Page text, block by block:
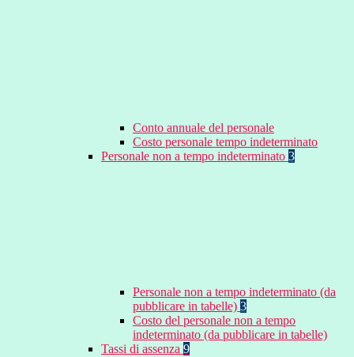
Conto annuale del personale
Costo personale tempo indeterminato
Personale non a tempo indeterminato 3
Personale non a tempo indeterminato (da
pubblicare in tabelle) 3
Costo del personale non a tempo
indeterminato (da pubblicare in tabelle)
Tassi di assenza 9